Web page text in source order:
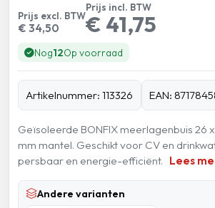
Prijs excl. BTW
€ 34,50
Prijs incl. BTW
€ 41,75
Nog12Op voorraad
Artikelnummer: 113326 EAN:
Geïsoleerde BONFIX meerlagenbuis 26
mm mantel. Geschikt voor CV en
persbaar en energie-efficiënt. Lees
Andere varianten